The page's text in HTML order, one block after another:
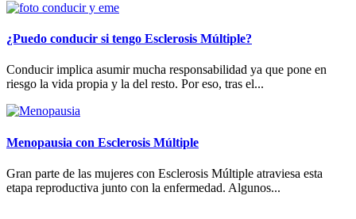
¿Puedo conducir si tengo Esclerosis Múltiple?
Conducir implica asumir mucha responsabilidad ya que pone en
riesgo la vida propia y la del resto. Por eso, tras el...
Menopausia con Esclerosis Múltiple
Gran parte de las mujeres con Esclerosis Múltiple atraviesa esta
etapa reproductiva junto con la enfermedad. Algunos...